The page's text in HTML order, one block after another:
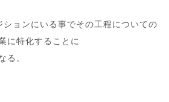
ョンにいる事でその工程についての
に特化することに
る。